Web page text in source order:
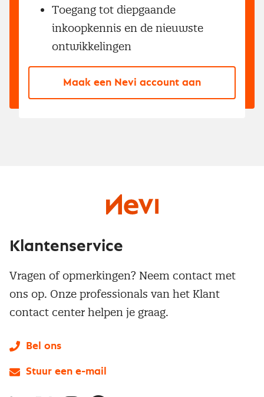
Toegang tot diepgaande
inkoopkennis en de nieuwste
ontwikkelingen
Maak een Nevi account aan
Klantenservice
Vragen of opmerkingen? Neem contact met
ons op. Onze professionals van het Klant
contact center helpen je graag.
Bel ons
Stuur een e-mail